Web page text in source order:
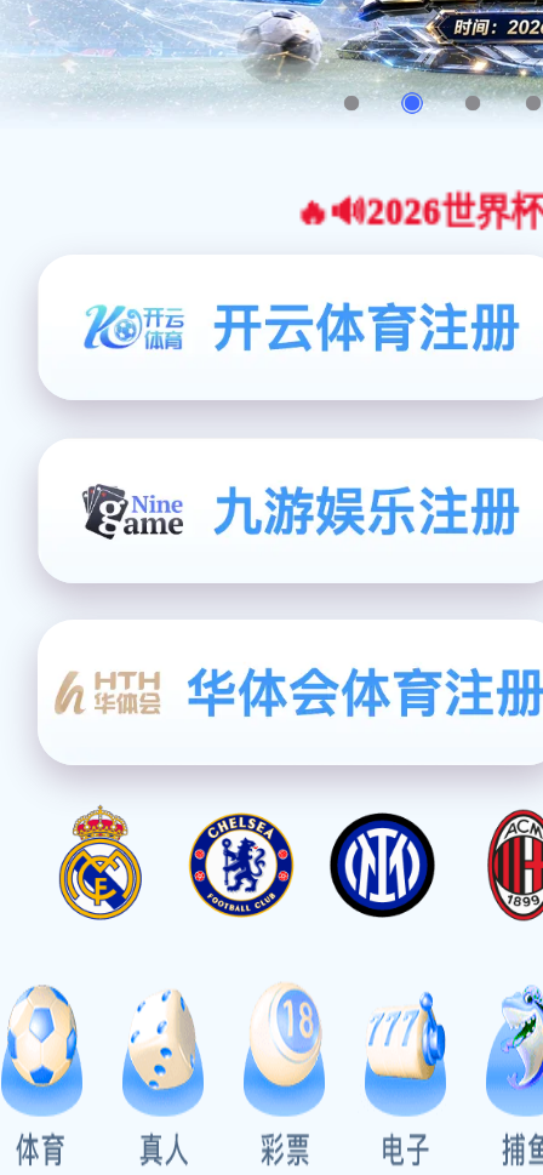
🔥🔊2026世界杯官网